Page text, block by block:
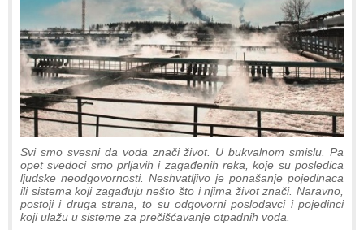
Svi smo svesni da voda znači život. U bukvalnom smislu. Pa
opet svedoci smo prljavih i zagađenih reka, koje su posledica
ljudske neodgovornosti. Neshvatljivo je ponašanje pojedinaca
ili sistema koji zagađuju nešto što i njima život znači. Naravno,
postoji i druga strana, to su odgovorni poslodavci i pojedinci
koji ulažu u sisteme za prečišćavanje otpadnih voda.